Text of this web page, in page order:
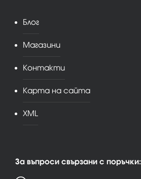
Блог
Магазини
Контакти
Карта на сайта
XML
За въпроси свързани с поръчки: